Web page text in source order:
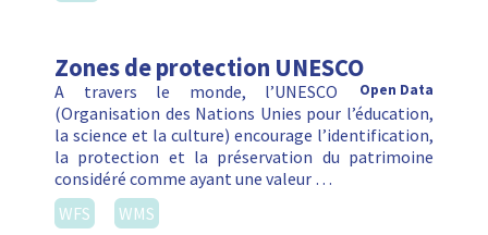
Zones de protection UNESCO
Open Data
A travers le monde, l’UNESCO
(Organisation des Nations Unies pour l’éducation,
la science et la culture) encourage l’identification,
la protection et la préservation du patrimoine
considéré comme ayant une valeur …
WFS
WMS